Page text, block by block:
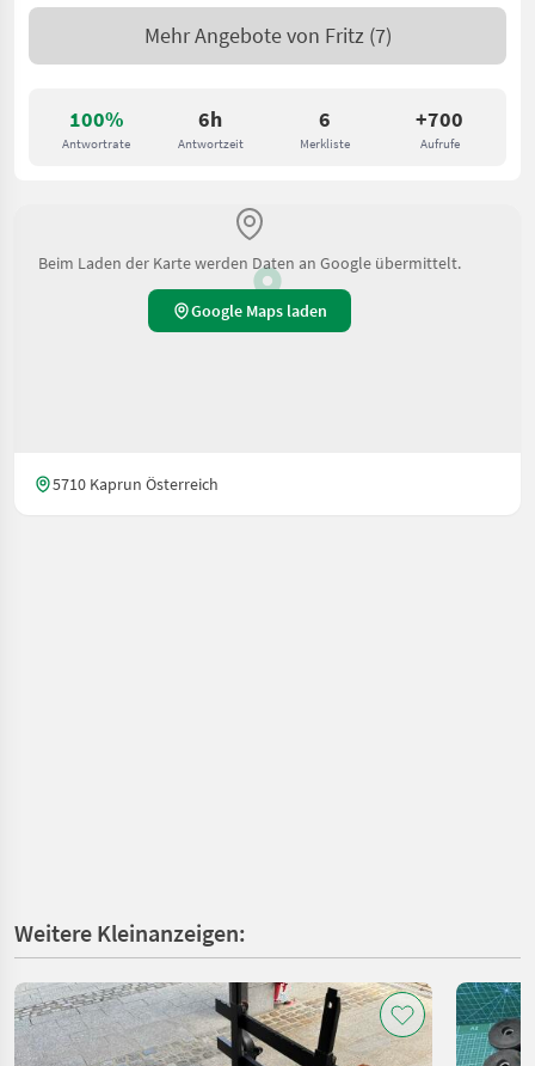
100%
Antwortrate
6h
Antwortzeit
6
Merkliste
+700
Aufrufe
Mehr Angebote von Fritz (7)
Beim Laden der Karte werden Daten an Google übermittelt.
Google Maps laden
5710 Kaprun Österreich
Weitere Kleinanzeigen: